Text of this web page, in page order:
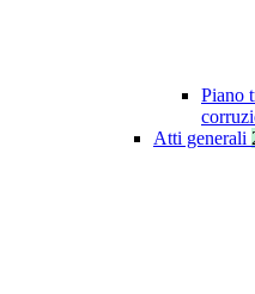
Piano
Atti generali